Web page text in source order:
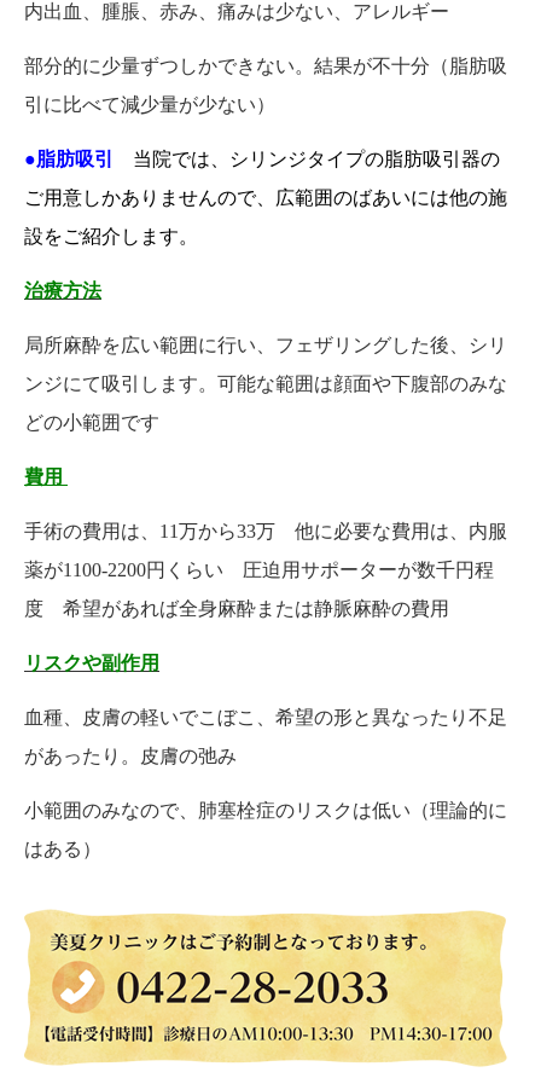
内出血、腫脹、赤み、痛みは少ない、アレルギー
部分的に少量ずつしかできない。結果が不十分（脂肪吸
引に比べて減少量が少ない）
●脂肪吸引 当院では、シリンジタイプの脂肪吸引器の
ご用意しかありませんので、広範囲のばあいには他の施
設をご紹介します。
治療方法
局所麻酔を広い範囲に行い、フェザリングした後、シリ
ンジにて吸引します。可能な範囲は顔面や下腹部のみな
どの小範囲です
費用
手術の費用は、11万から33万 他に必要な費用は、内服
薬が1100-2200円くらい 圧迫用サポーターが数千円程
度 希望があれば全身麻酔または静脈麻酔の費用
リスクや副作用
血種、皮膚の軽いでこぼこ、希望の形と異なったり不足
があったり。皮膚の弛み
小範囲のみなので、肺塞栓症のリスクは低い（理論的に
はある）